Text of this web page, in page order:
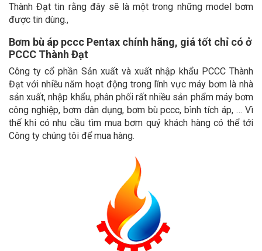
Thành Đạt tin rằng đây sẽ là một trong những model bơm
được tin dùng.,
Bơm bù áp pccc Pentax chính hãng, giá tốt chỉ có ở
PCCC Thành Đạt
Công ty cổ phần Sản xuất và xuất nhập khẩu PCCC Thành
Đạt với nhiều năm hoạt động trong lĩnh vực máy bơm là nhà
sản xuất, nhập khẩu, phân phối rất nhiều sản phẩm máy bơm
công nghiệp, bơm dân dụng, bơm bù pccc, bình tích áp, … Vì
thế khi có nhu cầu tìm mua bơm quý khách hàng có thể tới
Công ty chúng tôi để mua hàng.